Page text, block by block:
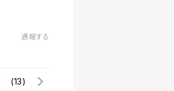
通報する
(13)